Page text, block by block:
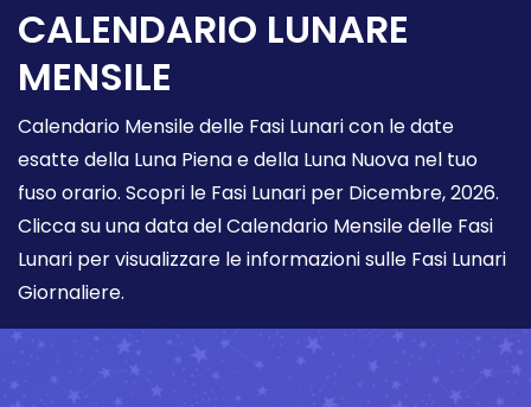
CALENDARIO LUNARE
MENSILE
Calendario Mensile delle Fasi Lunari con le date
esatte della Luna Piena e della Luna Nuova nel tuo
fuso orario. Scopri le Fasi Lunari per Dicembre, 2026.
Clicca su una data del Calendario Mensile delle Fasi
Lunari per visualizzare le informazioni sulle Fasi Lunari
Giornaliere.